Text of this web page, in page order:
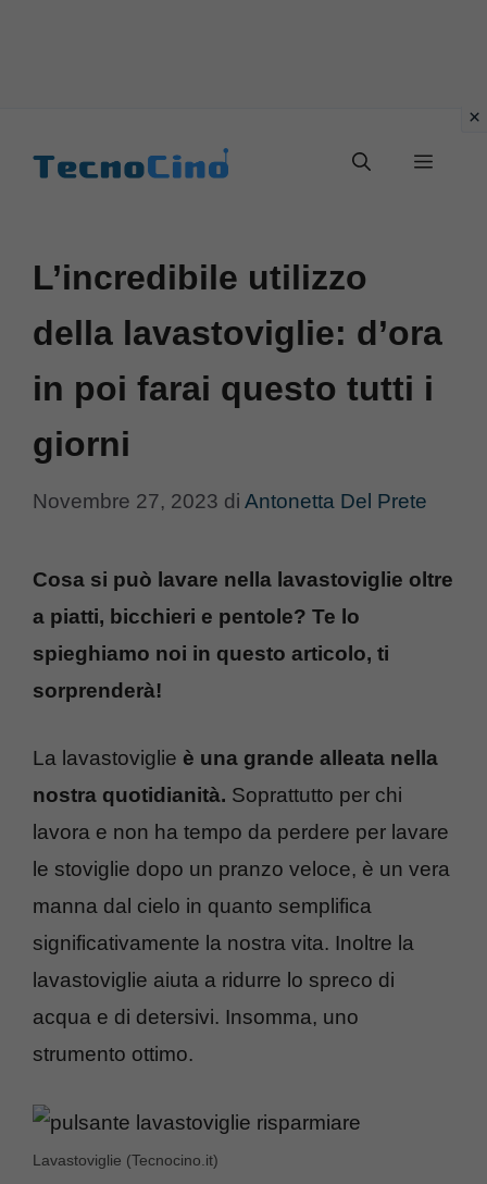
Menu
L’incredibile utilizzo
della lavastoviglie: d’ora
in poi farai questo tutti i
giorni
Novembre 27, 2023 di Antonetta Del Prete
Cosa si può lavare nella lavastoviglie oltre
a piatti, bicchieri e pentole? Te lo
spieghiamo noi in questo articolo, ti
sorprenderà!
La lavastoviglie è una grande alleata nella
nostra quotidianità. Soprattutto per chi
lavora e non ha tempo da perdere per lavare
le stoviglie dopo un pranzo veloce, è un vera
manna dal cielo in quanto semplifica
significativamente la nostra vita. Inoltre la
lavastoviglie aiuta a ridurre lo spreco di
acqua e di detersivi. Insomma, uno
strumento ottimo.
Lavastoviglie (Tecnocino.it)